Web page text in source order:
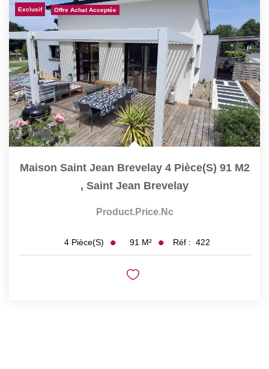
Exclusif Offre Achat Acceptée
Maison Saint Jean Brevelay 4 Pièce(s) 91 M2
, Saint Jean Brevelay
Product.price.nc
4 Pièce(s) 91 M² Réf : 422